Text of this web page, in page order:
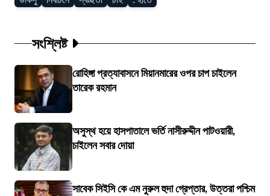
সংশ্লিষ্ট
রোহিঙ্গা প্রত্যাবাসনে মিয়ানমারের ওপর চাপ চাইলেন
তারেক রহমান
অসুস্থ হয়ে হাসপাতালে ভর্তি নাসীরুদ্দীন পাটওয়ারী,
চাইলেন সবার দোয়া
সাবেক সিইসি কে এম নুরুল হুদা গ্রেপ্তার, উত্তরা পশ্চিম